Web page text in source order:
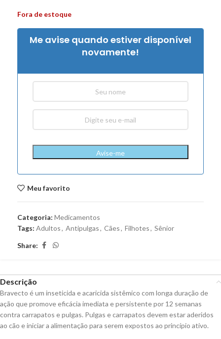
Fora de estoque
Me avise quando estiver disponível
novamente!
Avise-me
Meu favorito
Categoria: Medicamentos
Tags: Adultos, Antipulgas, Cães, Filhotes, Sênior
Share:
Descrição
Bravecto é um inseticida e acaricida sistêmico com longa duração de
ação que promove eficácia imediata e persistente por 12 semanas
contra carrapatos e pulgas. Pulgas e carrapatos devem estar aderidos
ao cão e iniciar a alimentação para serem expostos ao princípio ativo.